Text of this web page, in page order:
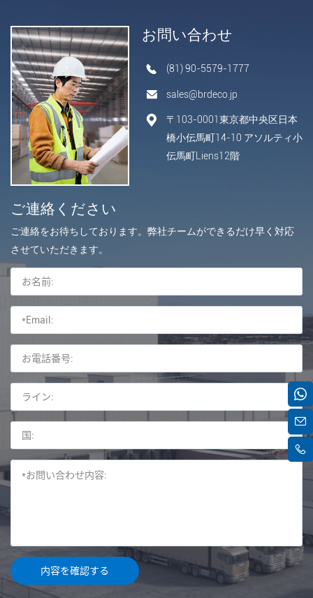
お問い合わせ
(81) 90-5579-1777
sales@brdeco.jp
〒103-0001東京都中央区日本
橋小伝馬町14-10 アソルティ小
伝馬町Liens12階
ご連絡ください
ご連絡をお待ちしております。弊社チームができるだけ早く対応
させていただきます。